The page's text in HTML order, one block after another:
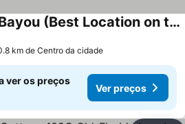
Bungalow On The Bayou (Best Location on the Island)
km de Centro da cidade
ver os preços
Ver preços